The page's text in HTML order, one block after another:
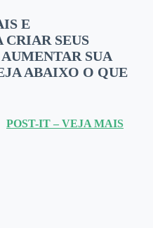
E
CRIAR SEUS
SUA
ABAIXO O QUE
POST-IT – VEJA MAIS